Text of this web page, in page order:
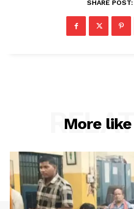
SHARE POST:
More